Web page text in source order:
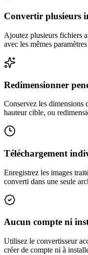
Convertir plusieurs
Ajoutez plusieurs fichiers
avec les mêmes
Redimensionner
Conservez les dimensions
hauteur cible, ou
Téléchargement
Enregistrez les images
converti dans une seule
Aucun compte ni
Utilisez le convertisseur
créer de compte ni à